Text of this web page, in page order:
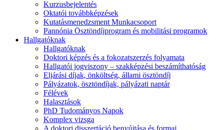
Kurzusbejelentés
Oktatói továbbképzések
Kutatásmenedzsment Munkacsoport
Pannónia Ösztöndíjprogram és mobilitási programok
Hallgatóknak
Hallgatóknak
Doktori képzés és a fokozatszerzés folyamata
Hallgatói jogviszony – szakképzési beszámíthatóság
Eljárási díjak, önköltség, állami ösztöndíj
Pályázatok, ösztöndíjak, pályázati naptár
Félévek
Halasztások
PhD Tudományos Napok
Komplex vizsga
A doktori disszertáció benyújtása és formai